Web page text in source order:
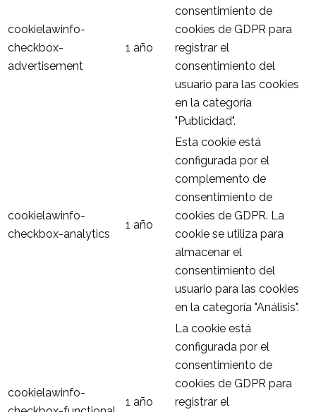
cookielawinfo-
checkbox-
advertisement
1 año
consentimiento de
cookies de GDPR para
registrar el
consentimiento del
usuario para las cookies
en la categoría
"Publicidad".
cookielawinfo-
checkbox-analytics
1 año
Esta cookie está
configurada por el
complemento de
consentimiento de
cookies de GDPR. La
cookie se utiliza para
almacenar el
consentimiento del
usuario para las cookies
en la categoría "Análisis".
cookielawinfo-
1 año
La cookie está
configurada por el
consentimiento de
cookies de GDPR para
registrar el